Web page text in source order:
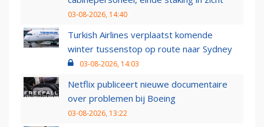
03-08-2026, 14:40
Turkish Airlines verplaatst komende
winter tussenstop op route naar Sydney
03-08-2026, 14:03
Netflix publiceert nieuwe documentaire
over problemen bij Boeing
03-08-2026, 13:22